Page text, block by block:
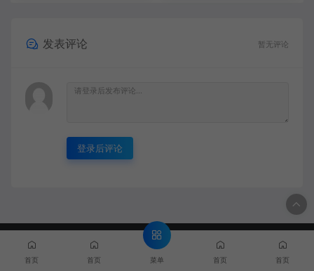
发表评论 暂无评论
登录后评论
© 2020 MMYX - MMYX.CC & WordPress Theme. All rights
首页 首页 菜单 首页 首页